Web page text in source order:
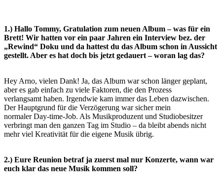
1.) Hallo Tommy, Gratulation zum neuen Album – was für ein
Brett! Wir hatten vor ein paar Jahren ein Interview bez. der
„Rewind“ Doku und da hattest du das Album schon in Aussicht
gestellt. Aber es hat doch bis jetzt gedauert – woran lag das?
Hey Arno, vielen Dank! Ja, das Album war schon länger geplant,
aber es gab einfach zu viele Faktoren, die den Prozess
verlangsamt haben. Irgendwie kam immer das Leben dazwischen.
Der Hauptgrund für die Verzögerung war sicher mein
normaler Day-time-Job. Als Musikproduzent und Studiobesitzer
verbringt man den ganzen Tag im Studio – da bleibt abends nicht
mehr viel Kreativität für die eigene Musik übrig.
2.) Eure Reunion betraf ja zuerst mal nur Konzerte, wann war
euch klar das neue Musik kommen soll?